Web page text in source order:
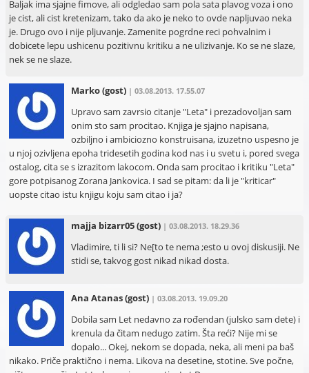
Baljak ima sjajne fimove, ali odgledao sam pola sata plavog voza i ono
je cist, ali cist kretenizam, tako da ako je neko to ovde napljuvao neka
je. Drugo ovo i nije pljuvanje. Zamenite pogrdne reci pohvalnim i
dobicete lepu ushicenu pozitivnu kritiku a ne ulizivanje. Ko se ne slaze,
nek se ne slaze.
Marko(gost) | 03.08.2013. 17.55.07
Upravo sam zavrsio citanje "Leta" i prezadovoljan sam
onim sto sam procitao. Knjiga je sjajno napisana,
ozbiljno i ambiciozno konstruisana, izuzetno uspesno je
u njoj ozivljena epoha tridesetih godina kod nas i u svetu i, pored svega
ostalog, cita se s izrazitom lakocom. Onda sam procitao i kritiku "Leta"
gore potpisanog Zorana Jankovica. I sad se pitam: da li je "kriticar"
uopste citao istu knjigu koju sam citao i ja?
majja bizarr05(gost) | 03.08.2013. 18.29.36
Vladimire, ti li si? Ne[to te nema ;esto u ovoj diskusiji. Ne
stidi se, takvog gost nikad nikad dosta.
Ana Atanas(gost) | 03.08.2013. 19.09.20
Dobila sam Let nedavno za rođendan (julsko sam dete) i
krenula da čitam nedugo zatim. Šta reći? Nije mi se
dopalo... Okej, nekom se dopada, neka, ali meni pa baš
nikako. Priče praktično i nema. Likova na desetine, stotine. Sve počne,